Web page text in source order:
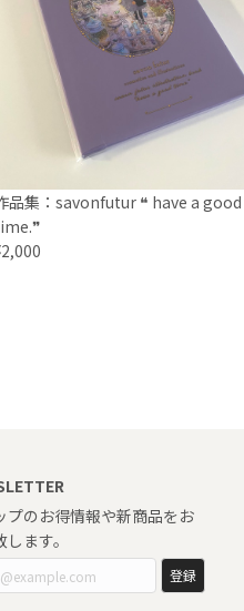
品集：savonfutur ❝ have a good
プのお得情報や新商品をお
ます。
登録